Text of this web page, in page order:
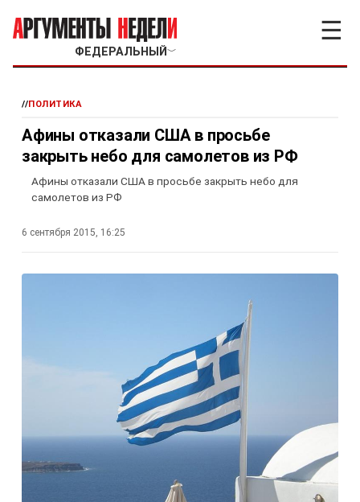
ФЕДЕРАЛЬНЫЙ ﹀
☰
//ПОЛИТИКА
Афины отказали США в просьбе
закрыть небо для самолетов из РФ
Афины отказали США в просьбе закрыть небо для
самолетов из РФ
6 сентября 2015, 16:25